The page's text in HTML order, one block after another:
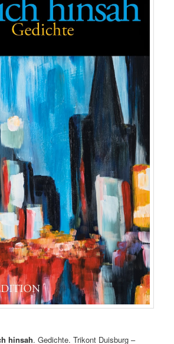
hinsah. Gedichte. Trikont Duisburg –